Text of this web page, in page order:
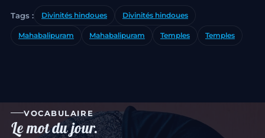
Tags : Divinités hindoues Divinités hindoues
Mahabalipuram Mahabalipuram Temples Temples
VOCABULAIRE
Le mot du jour.